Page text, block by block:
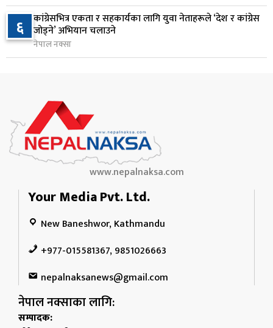
१०
माछापुच्छ्रे बैंकको ‘एम–स्मार्ट’बाटै करदाता प्रोत्साहन
उपहार कार्यक्रममा सहभागी हुने सुविधा
५ घण्टा अघि
६ कांग्रेसभित्र एकता र सहकार्यका लागि युवा नेताहरूले ‘देश र कांग्रेस
जोड्ने’ अभियान चलाउने
नेपाल नक्सा
www.nepalnaksa.com
Your Media Pvt. Ltd.
New Baneshwor, Kathmandu
+977-015581367, 9851026663
nepalnaksanews@gmail.com
नेपाल नक्साका लागि:
सम्पादक: